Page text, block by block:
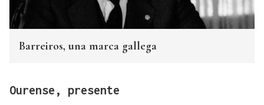
Barreiros, una marca gallega
Ourense, presente